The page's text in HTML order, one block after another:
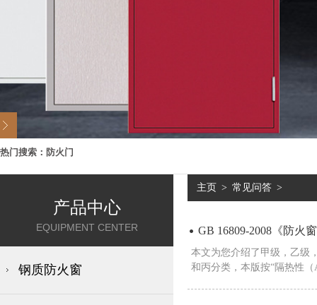
热门搜索： 防火门
产品中心
EQUIPMENT CENTER
钢质防火窗
主页 > 常见问答 >
GB 16809-2008《防火
本文为您介绍了甲级，乙级
和丙分类，本版按“隔热性